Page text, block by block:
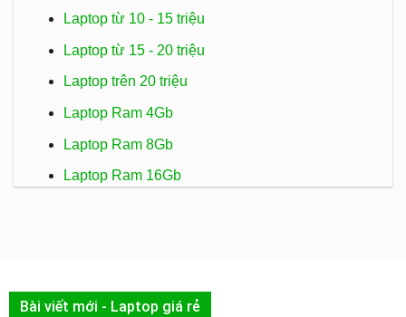
Laptop từ 10 - 15 triệu
Laptop từ 15 - 20 triệu
Laptop trên 20 triệu
Laptop Ram 4Gb
Laptop Ram 8Gb
Laptop Ram 16Gb
Bài viết mới - Laptop giá rẻ